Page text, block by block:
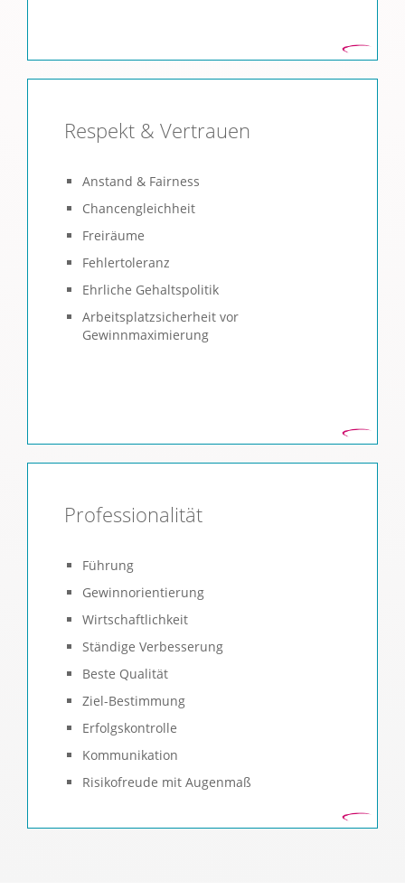
Respekt & Vertrauen
Anstand & Fairness
Chancengleichheit
Freiräume
Fehlertoleranz
Ehrliche Gehaltspolitik
Arbeitsplatzsicherheit vor
Gewinnmaximierung
Professionalität
Führung
Gewinnorientierung
Wirtschaftlichkeit
Ständige Verbesserung
Beste Qualität
Ziel-Bestimmung
Erfolgskontrolle
Kommunikation
Risikofreude mit Augenmaß